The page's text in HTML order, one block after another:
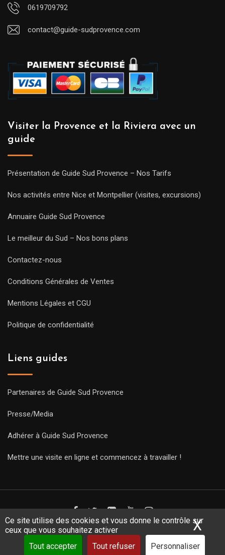
Ce site utilise des cookies et vous donne le contrôle sur
ceux que vous souhaitez activer
Tout accepter
Tout refuser Personnaliser
X
0619709792
contact@guide-sudprovence.com
Visiter la Provence et la Riviera avec un
guide
Présentation de Guide Sud Provence – Nos Tarifs
Nos activités entre Nice et Montpellier (visites, excursions)
Annuaire Guide Sud Provence
Le meilleur du Sud – Nos bons plans
Contactez-nous
Conditions Générales de Ventes
Mentions Légales et CGU
Politique de confidentialité
Liens guides
Partenaires de Guide Sud Provence
Presse/Media
Adhérer à Guide Sud Provence
Mettre une visite en ligne et commencez à travailler !
Copyright Guides 2021. Tous droits réservés.
Développement
web sur mesurepar iSoluce